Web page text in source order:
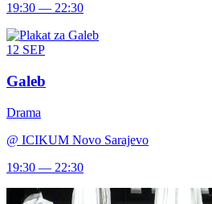
19:30 — 22:30
12 SEP
Galeb
Drama
@ ICIKUM Novo Sarajevo
19:30 — 22:30